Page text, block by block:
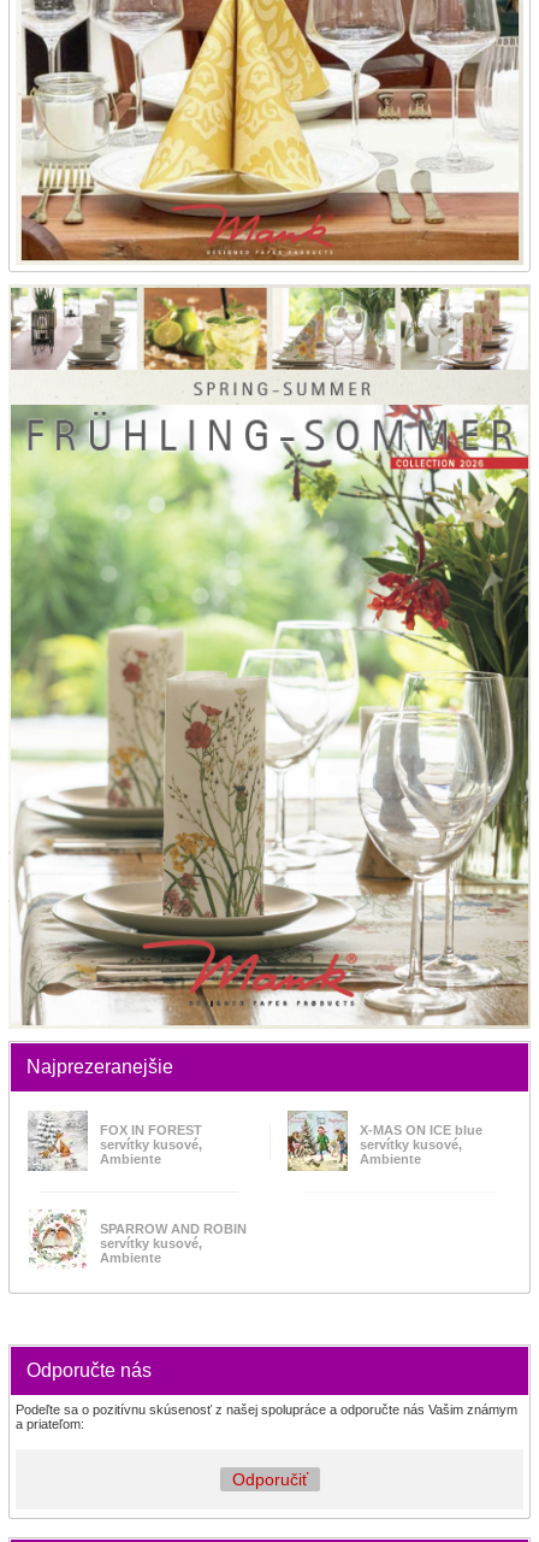
Najprezeranejšie
FOX IN FOREST
servítky kusové,
Ambiente
X-MAS ON ICE blue
servítky kusové,
Ambiente
SPARROW AND ROBIN
servítky kusové,
Ambiente
Odporučte nás
Podeľte sa o pozitívnu skúsenosť z našej spolupráce a odporučte nás Vašim známym
a priateľom:
Odporučiť